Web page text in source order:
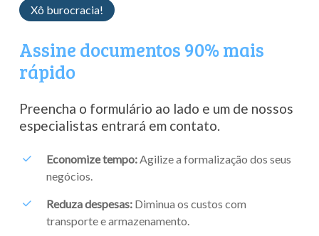
Xô burocracia!
Assine documentos 90% mais
rápido
Preencha o formulário ao lado e um de nossos
especialistas entrará em contato.
Economize tempo: Agilize a formalização dos seus
negócios.
Reduza despesas: Diminua os custos com
transporte e armazenamento.